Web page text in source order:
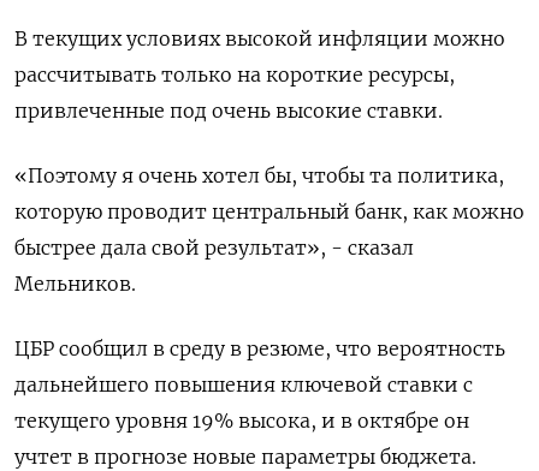
В текущих условиях высокой инфляции можно
рассчитывать только на короткие ресурсы,
привлеченные под очень высокие ставки.
«Поэтому я очень хотел бы, чтобы та политика,
которую проводит центральный банк, как можно
быстрее дала свой результат», - сказал
Мельников.
ЦБР сообщил в среду в резюме, что вероятность
дальнейшего повышения ключевой ставки с
текущего уровня 19% высока, и в октябре он
учтет в прогнозе новые параметры бюджета.